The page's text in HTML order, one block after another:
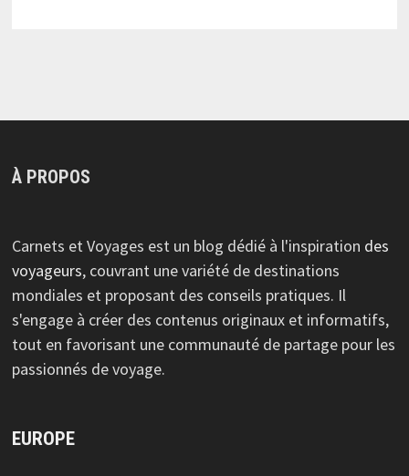
À PROPOS
Carnets et Voyages est un blog dédié à l'inspiration des
voyageurs, couvrant une variété de destinations
mondiales et proposant des conseils pratiques. Il
s'engage à créer des contenus originaux et informatifs,
tout en favorisant une communauté de partage pour les
passionnés de voyage.
EUROPE